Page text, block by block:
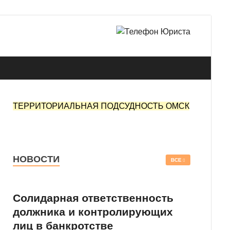
в Омске.
ТЕРРИТОРИАЛЬНАЯ ПОДСУДНОСТЬ ОМСК
НОВОСТИ ВСЕ
Солидарная ответственность
должника и контролирующих
лиц в банкротстве